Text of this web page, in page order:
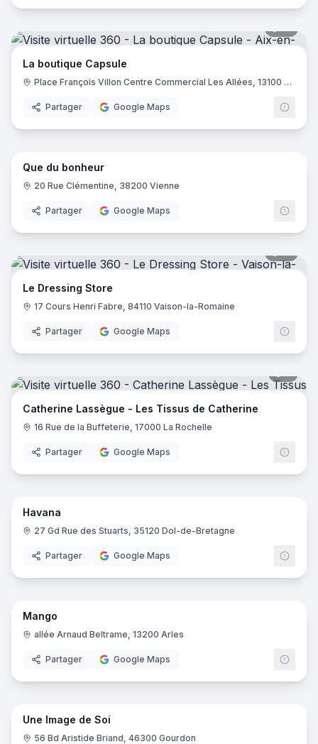
La boutique Capsule
Place François Villon Centre Commercial Les Allées, 13100 Aix-en-Provence
Partager Google Maps
9
Que du bonheur
20 Rue Clémentine, 38200 Vienne
Partager Google Maps
Le Dressing Store
17 Cours Henri Fabre, 84110 Vaison-la-Romaine
Partager Google Maps
Catherine Lassègue - Les Tissus de Catherine
16 Rue de la Buffeterie, 17000 La Rochelle
Partager Google Maps
7
Havana
27 Gd Rue des Stuarts, 35120 Dol-de-Bretagne
Partager Google Maps
15
Mango
allée Arnaud Beltrame, 13200 Arles
Partager Google Maps
10
Une Image de Soi
56 Bd Aristide Briand, 46300 Gourdon